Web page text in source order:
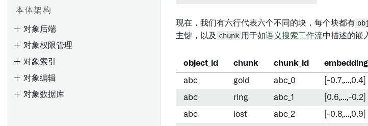
比较对象集
保存探索
保存列表
应用操作
操作
配置配置文件
管理Object视图版本
属性和链接
可视化
保存、共享和协作
创建图模板
从其他应用生成图表
使用函数生成图表
使用函数派生属性
Workshop 应用
规则逻辑
Foundry Rules 工作流配置
部署 Foundry Rules
地图界面概述
创建、保存和导出地图
将数据添加到地图
图层管理
本体架构
对象后端
对象权限管理
对象索引
对象编辑
对象数据库
现在，我们有六行代表六个不同的块，每个块都有
主键，以及 chunk 用于如语义搜索工作流中描述的嵌
object_id chunk chunk_id embedding
abc gold abc_0 [-0.7,...,0.4]
abc ring abc_1 [0.6,...,-0.2]
abc lost abc_2 [-0.8,...,0.9]